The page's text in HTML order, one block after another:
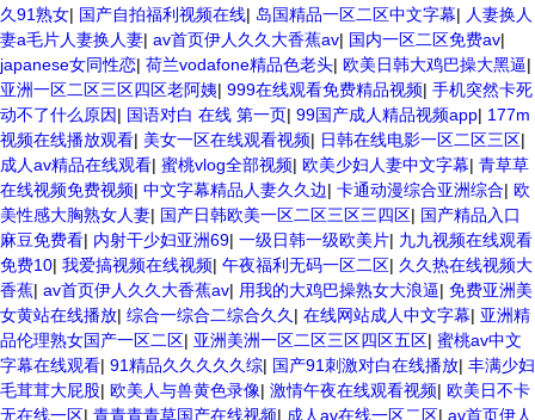
久91熟女| 国产自拍福利视频在线| 岛国精品一区二区中文字幕| 人妻换人
妻a毛片人妻换人妻| av首页伊人久久大香蕉av| 国内一区二区免费av|
japanese女同性恋| 荷兰vodafone精品色老头| 欧美日韩大鸡巴操大黑逼|
亚洲一区二区三区四区老阿姨| 999在线观看免费精品视频| 手机突然卡死
动不了什么原因| 国语对白 在线 第一页| 99国产成人精品视频app| 177m
视频在线播放观看| 美女一区在线观看视频| 日韩在线电影一区二区三区|
成人av精品在线观看| 蜜桃vlog全部视频| 欧美少妇人妻中文字幕| 青草草
在线视频免费视频| 中文字幕精品人妻久久边| 卡通动漫综合亚洲综合| 欧
美性感大胸熟女人妻| 国产日韩欧美一区二区三区三四区| 国产精品入口
麻豆免费看| 内射干少妇亚洲69| 一级日韩一级欧美片| 九九视频在线观看
免费10| 我爱搞视频在线视频| 午夜福利无码一区二区| 久久热在线视频大
香蕉| av首页伊人久久大香蕉av| 用我的大鸡巴操熟女大浪逼| 免费亚洲美
女黄站在线播放| 综合一综合二综合久久 | 在线网站成人中文字幕| 亚洲精
品伦理熟女国产一区二区| 亚洲美洲一区二区三区四区五区| 蜜桃av中文
字幕在线观看| 91精品久久久久久综| 国产91刺激对白在线播放| 丰满少妇
毛茸茸大屁股| 欧美人与兽黄色录像| 激情午夜在线观看视频| 欧美日不卡
无在线一区| 青青青青草国产在线视频| 成人av在线一区二区| av首页伊人